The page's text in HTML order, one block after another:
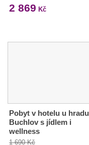
2 869 Kč
Pobyt v hotelu u hradu
Buchlov s jídlem i
wellness
1 690 Kč